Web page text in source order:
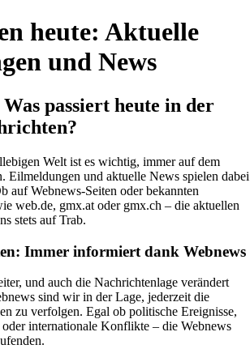
heute: Aktuelle
und News
passiert heute in der
Welt ist es wichtig, immer auf dem
Eilmeldungen und aktuelle News spielen dabei
auf Webnews-Seiten oder bekannten
web.de, gmx.at oder gmx.ch – die aktuellen
stets auf Trab.
Immer informiert dank Webnews
und auch die Nachrichtenlage verändert
sind wir in der Lage, jederzeit die
zu verfolgen. Egal ob politische Ereignisse,
internationale Konflikte – die Webnews